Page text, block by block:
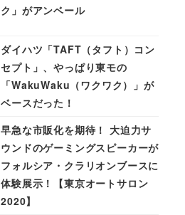
ク」がアンベール
ダイハツ「TAFT（タフト）コン
セプト」、やっぱり東モの
「WakuWaku（ワクワク）」が
ベースだった！
早急な市販化を期待！ 大迫力サ
ウンドのゲーミングスピーカーが
フォルシア・クラリオンブースに
体験展示！【東京オートサロン
2020】